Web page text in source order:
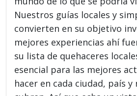
Nuestros guías locales y
convierten en su objetivo
mejores experiencias ahí
su lista de quehaceres
esencial para las mejores
hacer en cada ciudad, país y